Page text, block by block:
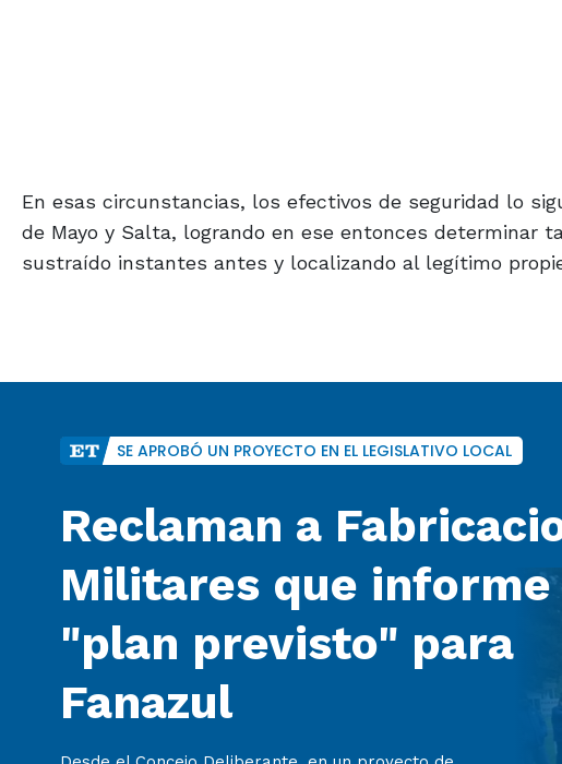
de Mayo y Salta, logrando en ese entonces determinar
sustraído instantes antes y localizando al legítimo
Militares que informe
"plan previsto" para
Fanazul
Desde el Concejo Deliberante, en un proyecto de
Resolución aprobado por mayoría, se expresó "la